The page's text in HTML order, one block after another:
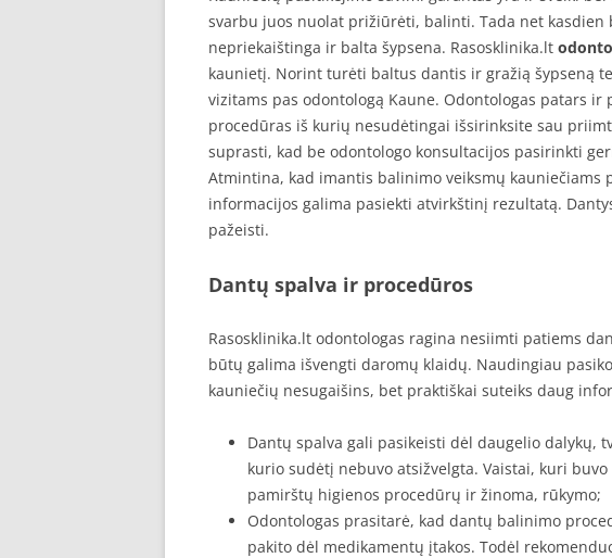
svarbu juos nuolat prižiūrėti, balinti. Tada net
nepriekaištinga ir balta šypsena. Rasosklinika.lt
kaunietį. Norint turėti baltus dantis ir gražią šypseną
vizitams pas odontologą Kaune. Odontologas patars
procedūras iš kurių nesudėtingai išsirinksite sau
suprasti, kad be odontologo konsultacijos pasirinkti
Atmintina, kad imantis balinimo veiksmų kauniečiams
informacijos galima pasiekti atvirkštinį rezultatą.
pažeisti.
Dantų spalva ir procedūros
Rasosklinika.lt odontologas ragina nesiimti patiems
būtų galima išvengti daromų klaidų. Naudingiau
kauniečių nesugaišins, bet praktiškai suteiks daug
Dantų spalva gali pasikeisti dėl daugelio dalykų,
kurio sudėtį nebuvo atsižvelgta. Vaistai, kuri
pamirštų higienos procedūrų ir žinoma, rūkymo;
Odontologas prasitarė, kad dantų balinimo
pakito dėl medikamentų įtakos. Todėl